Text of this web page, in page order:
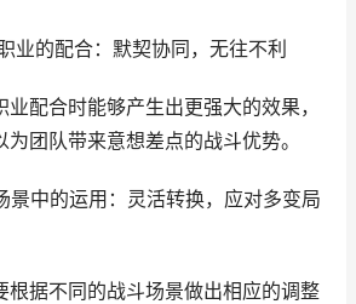
业的配合：默契协同，无往不利
配合时能够产生出更强大的效果，
团队带来意想差点的战斗优势。
景中的运用：灵活转换，应对多变局
根据不同的战斗场景做出相应的调整